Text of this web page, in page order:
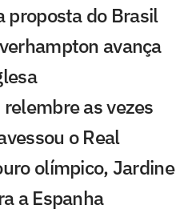
proposta do Brasil
avança
as vezes
o Real
olímpico, Jardine
a Espanha